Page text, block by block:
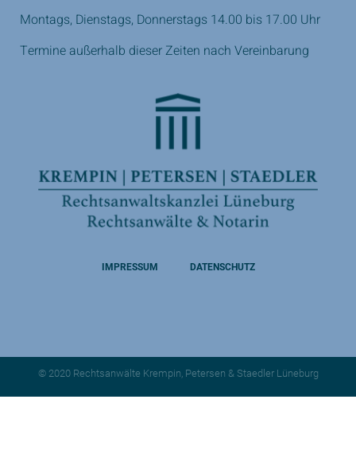
Montags, Dienstags, Donnerstags 14.00 bis 17.00 Uhr
Termine außerhalb dieser Zeiten nach Vereinbarung
IMPRESSUM DATENSCHUTZ
© 2020 Rechtsanwälte Krempin, Petersen & Staedler Lüneburg